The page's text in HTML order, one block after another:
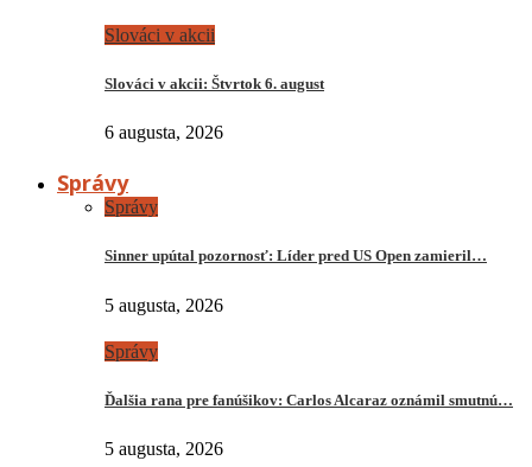
Slováci v akcii
Slováci v akcii: Štvrtok 6. august
6 augusta, 2026
Správy
Správy
Sinner upútal pozornosť: Líder pred US Open zamieril…
5 augusta, 2026
Správy
Ďalšia rana pre fanúšikov: Carlos Alcaraz oznámil smutnú…
5 augusta, 2026